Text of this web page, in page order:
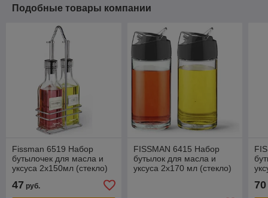
Подобные товары компании
Fissman 6519 Набор
бутылочек для масла и
уксуса 2х150мл (стекло)
47 руб.
FISSMAN 6415 Набор
бутылок для масла и
уксуса 2х170 мл (стекло)
70